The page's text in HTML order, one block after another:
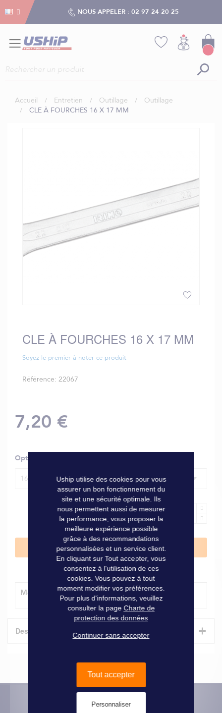
NOUS APPELER : 02 97 24 20 25
Accueil Entretien Outillage
Outillage
CLE À FOURCHES 16 X 17 MM
the
beginning
of
the
images
gallery
CLE À FOURCHES 16 X 17 MM
Soyez le premier à noter ce produit
Référence 22067
7,20 €
Options
16 x 17 mm
Ajouter au panier
Modes de livraison
Description +
Gestion des cookies
Uship utilise des cookies pour vous
assurer un bon fonctionnement du
site et une sécurité optimale. Ils
nous permettent aussi de mesurer
la performance, vous proposer la
meilleure expérience possible
grâce à des recommandations
personnalisées et un service client.
En cliquant sur Tout accepter, vous
consentez à l'utilisation de ces
cookies. Vous pouvez à tout
moment modifier vos préférences.
Pour plus d'informations, veuillez
consulter la page Charte de
protection des données
Continuer sans accepter
Tout accepter
Personnaliser
Gestion des cookies